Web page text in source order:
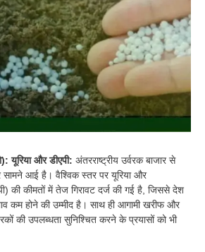
यूरिया और डीएपी: अंतरराष्ट्रीय उर्वरक बाजार से
सामने आई है। वैश्विक स्तर पर यूरिया और
की कीमतों में तेज गिरावट दर्ज की गई है, जिससे देश
कम होने की उम्मीद है। साथ ही आगामी खरीफ और
की उपलब्धता सुनिश्चित करने के प्रयासों को भी